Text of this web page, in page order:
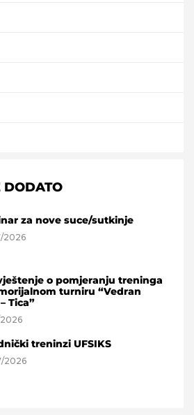
DODATO
za nove suce/sutkinje
2026
o pomjeranju treninga
turniru “Vedran
Tica”
treninzi UFSIKS
2026